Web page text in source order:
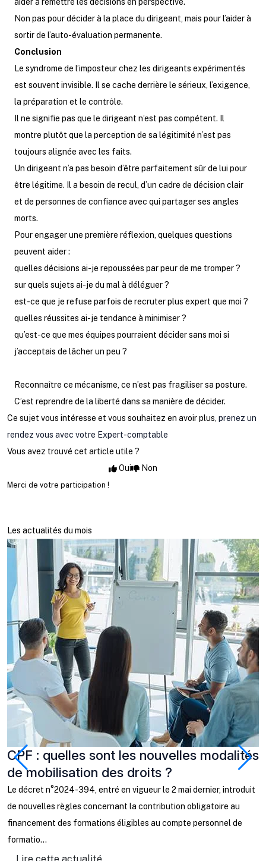
Non pas pour décider à la place du dirigeant, mais pour l’aider à
sortir de l’auto-évaluation permanente.
Conclusion
Le syndrome de l’imposteur chez les dirigeants expérimentés
est souvent invisible. Il se cache derrière le sérieux, l’exigence,
la préparation et le contrôle.
Il ne signifie pas que le dirigeant n’est pas compétent. Il
montre plutôt que la perception de sa légitimité n’est pas
toujours alignée avec les faits.
Un dirigeant n’a pas besoin d’être parfaitement sûr de lui pour
être légitime. Il a besoin de recul, d’un cadre de décision clair
et de personnes de confiance avec qui partager ses angles
morts.
Pour engager une première réflexion, quelques questions
peuvent aider :
quelles décisions ai-je repoussées par peur de me tromper ?
sur quels sujets ai-je du mal à déléguer ?
est-ce que je refuse parfois de recruter plus expert que moi ?
quelles réussites ai-je tendance à minimiser ?
qu’est-ce que mes équipes pourraient décider sans moi si
j’acceptais de lâcher un peu ?
Reconnaître ce mécanisme, ce n’est pas fragiliser sa posture.
C’est reprendre de la liberté dans sa manière de décider.
Ce sujet vous intéresse et vous souhaitez en avoir plus, prenez un
rendez vous avec votre Expert-comptable
Vous avez trouvé cet article utile ?
Oui
Non
Merci de votre participation !
Les actualités du mois
CPF : quelles sont les nouvelles modalités
de mobilisation des droits ?
Le décret n°2024-394, entré en vigueur le 2 mai dernier, introduit
de nouvelles règles concernant la contribution obligatoire au
financement des formations éligibles au compte personnel de
formatio...